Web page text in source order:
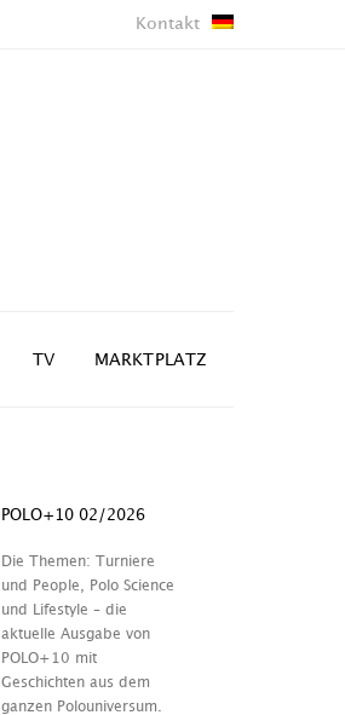
Kontakt
TV MARKTPLATZ
POLO+10 02/2026
Die Themen: Turniere
und People, Polo Science
und Lifestyle – die
aktuelle Ausgabe von
POLO+10 mit
Geschichten aus dem
ganzen Polouniversum.